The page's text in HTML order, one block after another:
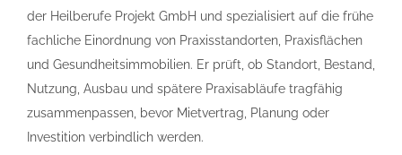
der Heilberufe Projekt GmbH und spezialisiert auf die frühe
fachliche Einordnung von Praxisstandorten, Praxisflächen
und Gesundheitsimmobilien. Er prüft, ob Standort, Bestand,
Nutzung, Ausbau und spätere Praxisabläufe tragfähig
zusammenpassen, bevor Mietvertrag, Planung oder
Investition verbindlich werden.